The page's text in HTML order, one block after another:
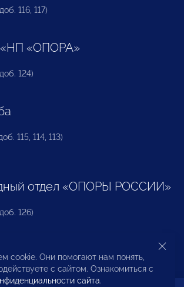
116, 117)
«НП «ОПОРА»
124)
115, 114, 113)
отдел «ОПОРЫ РОССИИ»
126)
прав предпринимателей и
cookie. Они помогают нам понять,
с сайтом. Ознакомиться с
сайта.